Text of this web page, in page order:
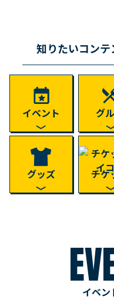
知りたいコンテ
イベント グ
グッズ チケ
イベン